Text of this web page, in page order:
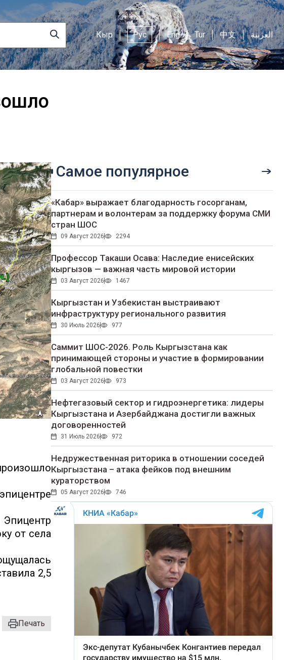
Кыр Рус Eng Tur 中文 العربية
от села
2,5
Печать
Самое популярное
«Кабар» выражает благодарность госорганам,
партнерам и волонтерам за поддержку форума СМИ
стран ШОС
09 Август 2026 2294
Профессор Такаши Осава: Наследие енисейских
кыргызов — важная часть мировой истории
03 Август 2026 1467
Кыргызстан и Узбекистан выстраивают
инфраструктуру регионального развития
30 Июль 2026 977
Саммит ШОС-2026. Роль Кыргызстана как
принимающей стороны и участие в формировании
глобальной повестки
03 Август 2026 973
Нефтегазовый сектор и гидроэнергетика: лидеры
Кыргызстана и Азербайджана достигли важных
договоренностей
31 Июль 2026 972
Недружественная риторика в отношении соседей
Кыргызстана – атака фейков под внешним
кураторством
05 Август 2026 746